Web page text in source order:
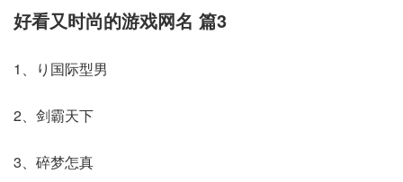
好看又时尚的游戏网名 篇3
1、り国际型男
2、剑霸天下
3、碎梦怎真